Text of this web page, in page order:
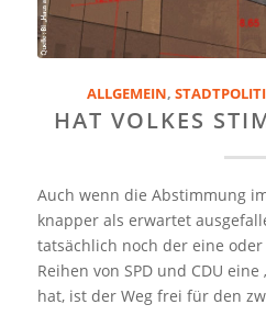
ALLGEMEIN,
HAT VOLKES
Auch wenn die Abstimmung
knapper als erwartet
tatsächlich noch der eine
Reihen von SPD und CDU
hat, ist der Weg frei für den